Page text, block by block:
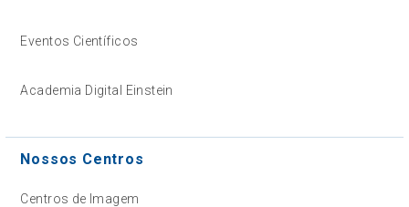
Eventos Científicos
Academia Digital Einstein
Nossos Centros
Centros de Imagem